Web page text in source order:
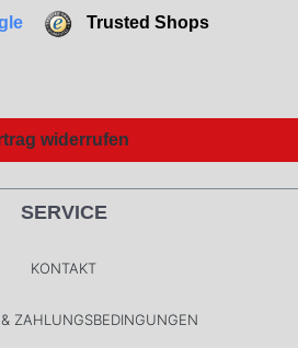
Trusted Shops
widerrufen
SERVICE
KONTAKT
ZAHLUNGSBEDINGUNGEN